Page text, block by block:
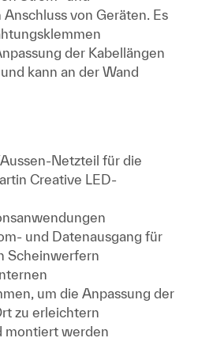
von Geräten. Es
der Kabellängen
kann an der Wand
Netzteil für die
Creative LED-
und Datenausgang für
Scheinwerfern
um die Anpassung der
zu erleichtern
montiert werden